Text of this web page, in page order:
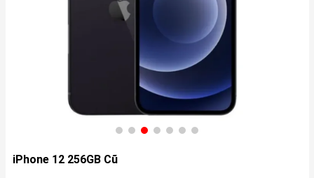
iPhone 12 256GB Cũ